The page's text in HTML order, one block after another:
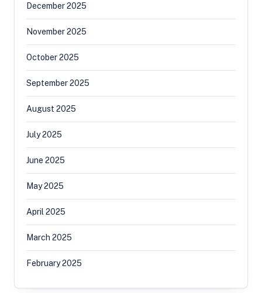
December 2025
November 2025
October 2025
September 2025
August 2025
July 2025
June 2025
May 2025
April 2025
March 2025
February 2025